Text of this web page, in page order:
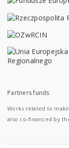
Partners funds
Works related to
also co-financed by